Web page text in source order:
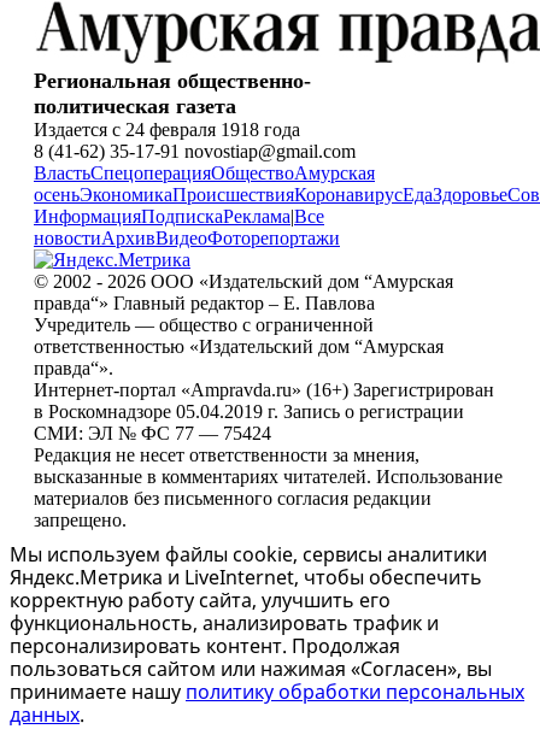
Региональная общественно-
политическая газета
Издается с 24 февраля 1918 года
8 (41-62) 35-17-91 novostiap@gmail.com
ВластьСпецоперацияОбществоАмурская
осеньЭкономикаПроисшествияКоронавирусЕдаЗдоровье
ИнформацияПодпискаРеклама|Все
новостиАрхивВидеоФоторепортажи
© 2002 - 2026 ООО «Издательский дом “Амурская
правда“» Главный редактор – Е. Павлова
Учредитель — общество с ограниченной
ответственностью «Издательский дом “Амурская
правда“».
Интернет-портал «Ampravda.ru» (16+) Зарегистрирован
в Роскомнадзоре 05.04.2019 г. Запись о регистрации
СМИ: ЭЛ № ФС 77 — 75424
Редакция не несет ответственности за мнения,
высказанные в комментариях читателей. Использование
материалов без письменного согласия редакции
запрещено.
Мы используем файлы cookie, сервисы аналитики
Яндекс.Метрика и LiveInternet, чтобы обеспечить
корректную работу сайта, улучшить его
функциональность, анализировать трафик и
персонализировать контент. Продолжая
пользоваться сайтом или нажимая «Согласен», вы
принимаете нашу политику обработки персональных
данных.